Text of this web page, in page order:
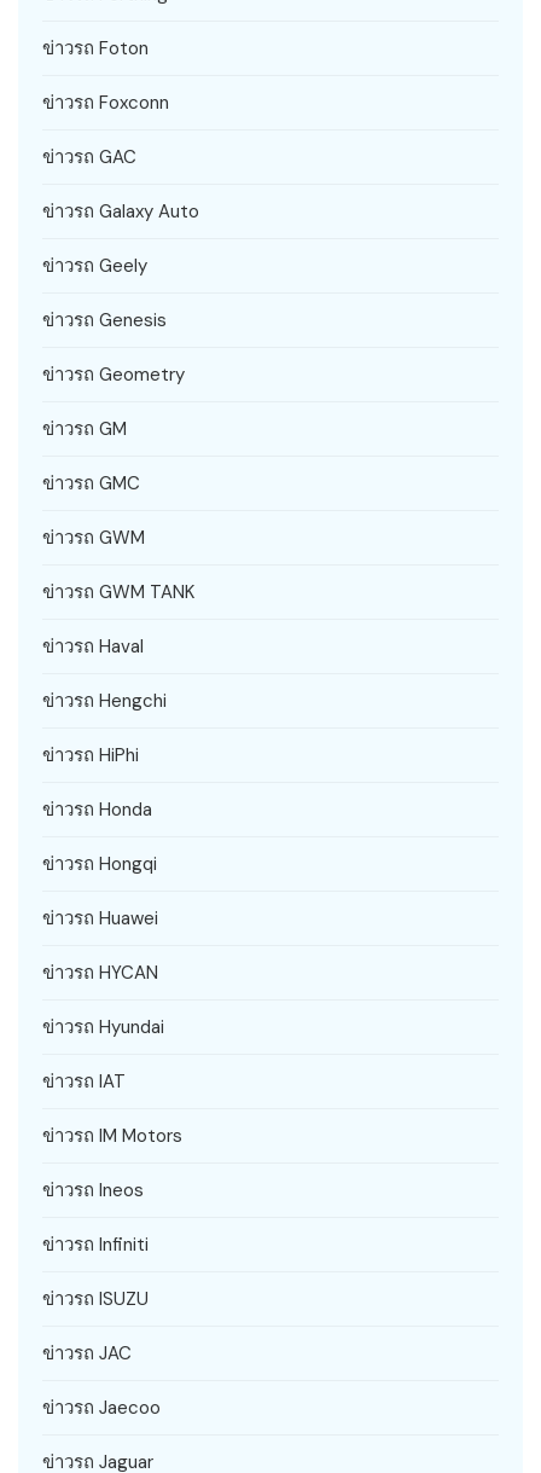
ข่าวรถ Foton
ข่าวรถ Foxconn
ข่าวรถ GAC
ข่าวรถ Galaxy Auto
ข่าวรถ Geely
ข่าวรถ Genesis
ข่าวรถ Geometry
ข่าวรถ GM
ข่าวรถ GMC
ข่าวรถ GWM
ข่าวรถ GWM TANK
ข่าวรถ Haval
ข่าวรถ Hengchi
ข่าวรถ HiPhi
ข่าวรถ Honda
ข่าวรถ Hongqi
ข่าวรถ Huawei
ข่าวรถ HYCAN
ข่าวรถ Hyundai
ข่าวรถ IAT
ข่าวรถ IM Motors
ข่าวรถ Ineos
ข่าวรถ Infiniti
ข่าวรถ ISUZU
ข่าวรถ JAC
ข่าวรถ Jaecoo
ข่าวรถ Jaguar